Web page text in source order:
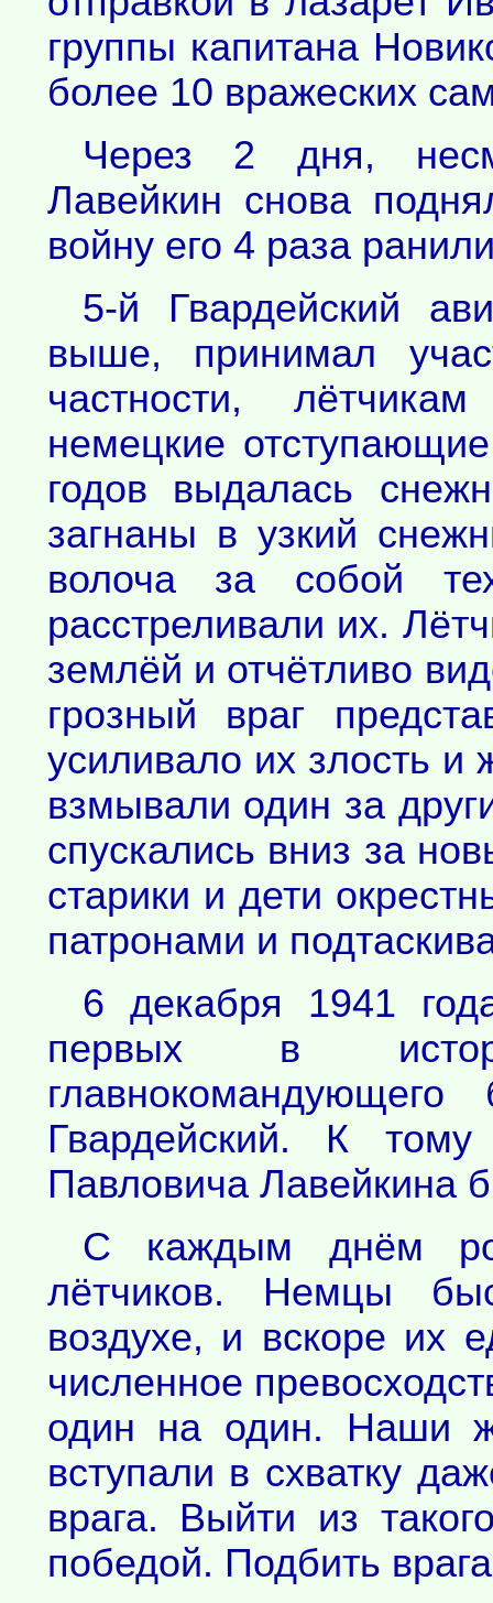
группы капитана
более 10 вражеских
Через 2 дня,
Лавейкин снова
войну его 4 раза
5-й Гвардейский
выше, принимал
частности,
немецкие
годов выдалась
загнаны в узкий
волоча за собой
расстреливали их.
землёй и отчётливо
грозный враг
усиливало их злость
взмывали один за
спускались вниз за
старики и дети
патронами и
6 декабря 1941
первых в
Гвардейский. К
Павловича Лавейкина
С каждым днём
лётчиков. Немцы
воздухе, и вскоре их
численное
один на один. Наши
вступали в схватку
врага. Выйти из
победой. Подбить